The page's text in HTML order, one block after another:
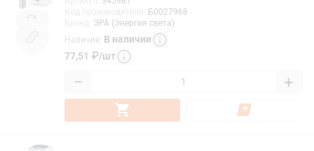
Б0027968
ЭРА (Энергия света)
Наличие: В наличии
77,51 ₽/шт
− +